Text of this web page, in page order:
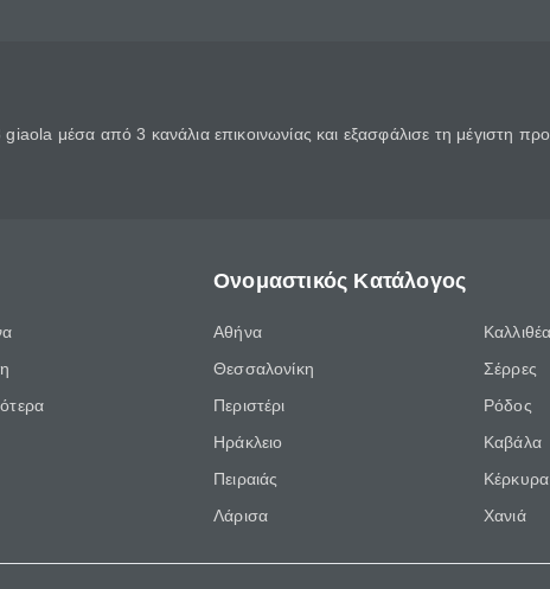
μέσα από 3 κανάλια επικοινωνίας και εξασφάλισε τη μέγιστη
Ονομαστικός Κατάλογος
Αθήνα
Θεσσαλονίκη
Περιστέρι
Ηράκλειο
Πειραιάς
Λάρισα
Καλλιθέα
Σέρρες
Ρόδος
Καβάλα
Κέρκυρα
Χανιά